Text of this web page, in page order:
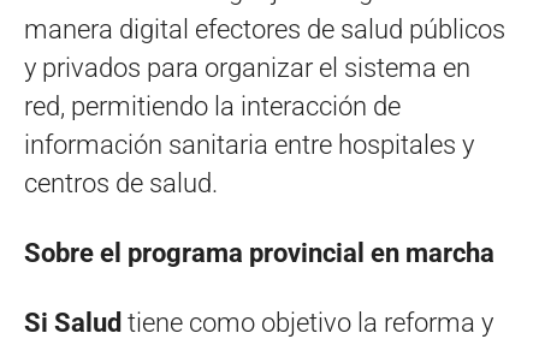
manera digital efectores de salud públicos
y privados para organizar el sistema en
red, permitiendo la interacción de
información sanitaria entre hospitales y
centros de salud.
Sobre el programa provincial en marcha
Si Salud tiene como objetivo la reforma y